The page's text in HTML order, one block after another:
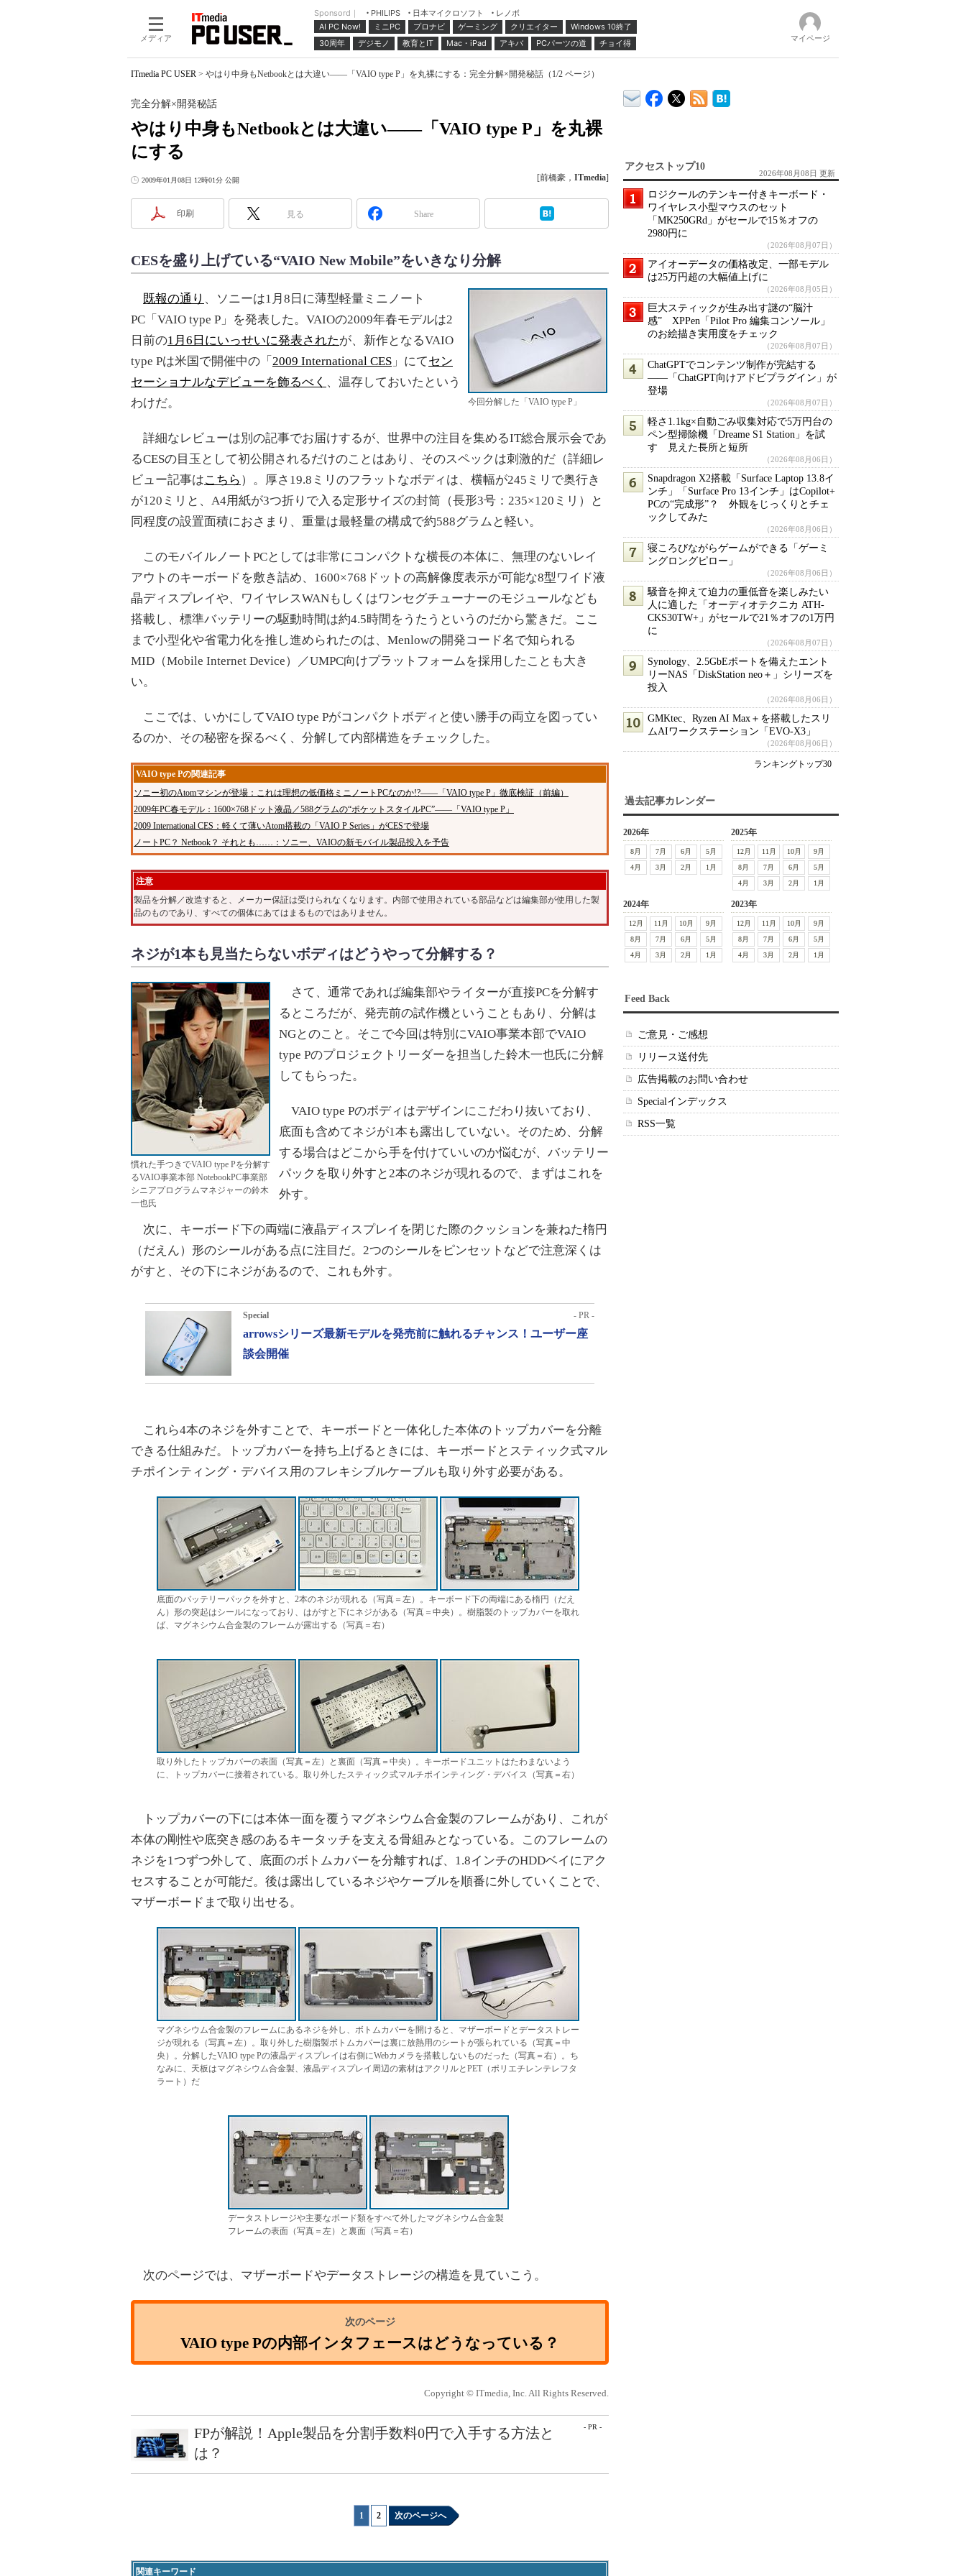
メディア
Sponsord｜ PHILIPS 日本マイクロソフト
レノボ
AI PC Now!
ミニPC プロナビ ゲーミング クリエイター
Windows 10終了
30周年
デジモノ 教育とIT Mac・iPad アキバ PCパーツの道 チョイ得 マイページ
ITmedia PC USER > やはり中身もNetbookとは大違い――「VAIO type P」を丸裸にする：完全分解×開発秘話（1/2 ページ）
やはり中身もNetbookとは大違い――「VAIO type P」を丸裸
にする
完全分解×開発秘話
2009年01月08日 12時01分 公開 [前橋豪， ITmedia]
印刷 見る Share
CESを盛り上げている“VAIO New Mobile”をいきなり分解
今回分解した「VAIO type P」
既報の通り 、ソニーは1月8日に薄型軽量ミニノート
PC「VAIO type P」を発表した。VAIOの2009年春モデルは2
日前の1月6日にいっせいに発表されたが、新作となるVAIO
type Pは米国で開催中の「 2009 International CES 」にてセン
セーショナルなデビューを飾るべく 、温存しておいたという
わけだ。
詳細なレビューは別の記事でお届けするが、世界中の注目を集めるIT総合展示会であ
るCESの目玉として初公開されるだけのことはあり、そのスペックは刺激的だ（詳細レ
ビュー記事はこちら ）。厚さ19.8ミリのフラットなボディは、横幅が245ミリで奥行き
が120ミリと、A4用紙が3つ折りで入る定形サイズの封筒（長形3号：235×120ミリ）と
同程度の設置面積におさまり、重量は最軽量の構成で約588グラムと軽い。
このモバイルノートPCとしては非常にコンパクトな横長の本体に、無理のないレイ
アウトのキーボードを敷き詰め、1600×768ドットの高解像度表示が可能な8型ワイド液
晶ディスプレイや、ワイヤレスWANもしくはワンセグチューナーのモジュールなども
搭載し、標準バッテリーの駆動時間は約4.5時間をうたうというのだから驚きだ。ここ
まで小型化や省電力化を推し進められたのは、Menlowの開発コード名で知られる
MID（Mobile Internet Device）／UMPC向けプラットフォームを採用したことも大き
い。
ここでは、いかにしてVAIO type Pがコンパクトボディと使い勝手の両立を図ってい
るのか、その秘密を探るべく、分解して内部構造をチェックした。
VAIO type Pの関連記事
ソニー初のAtomマシンが登場：これは理想の低価格ミニノートPCなのか!?――「VAIO type P」徹底検証（前編）
2009年PC春モデル：1600×768ドット液晶／588グラムの“ポケットスタイルPC”――「VAIO type P」
2009 International CES：軽くて薄いAtom搭載の「VAIO P Series」がCESで登場
ノートPC？ Netbook？ それとも……：ソニー、VAIOの新モバイル製品投入を予告
注意
製品を分解／改造すると、メーカー保証は受けられなくなります。内部で使用されている部品などは編集部が使用した製
品のものであり、すべての個体にあてはまるものではありません。
ネジが1本も見当たらないボディはどうやって分解する？
慣れた手つきでVAIO type Pを分解す
るVAIO事業本部 NotebookPC事業部
シニアプログラムマネジャーの鈴木
一也氏
さて、通常であれば編集部やライターが直接PCを分解す
るところだが、発売前の試作機ということもあり、分解は
NGとのこと。そこで今回は特別にVAIO事業本部でVAIO
type Pのプロジェクトリーダーを担当した鈴木一也氏に分解
してもらった。
VAIO type Pのボディはデザインにこだわり抜いており、
底面も含めてネジが1本も露出していない。そのため、分解
する場合はどこから手を付けていいのか悩むが、バッテリー
パックを取り外すと2本のネジが現れるので、まずはこれを
外す。
次に、キーボード下の両端に液晶ディスプレイを閉じた際のクッションを兼ねた楕円
（だえん）形のシールがある点に注目だ。2つのシールをピンセットなどで注意深くは
がすと、その下にネジがあるので、これも外す。
Special - PR -
arrowsシリーズ最新モデルを発売前に触れるチャンス！ユーザー座
談会開催
これら4本のネジを外すことで、キーボードと一体化した本体のトップカバーを分離
できる仕組みだ。トップカバーを持ち上げるときには、キーボードとスティック式マル
チポインティング・デバイス用のフレキシブルケーブルも取り外す必要がある。
底面のバッテリーパックを外すと、2本のネジが現れる（写真＝左）。キーボード下の両端にある楕円（だえ
ん）形の突起はシールになっており、はがすと下にネジがある（写真＝中央）。樹脂製のトップカバーを取れ
ば、マグネシウム合金製のフレームが露出する（写真＝右）
取り外したトップカバーの表面（写真＝左）と裏面（写真＝中央）。キーボードユニットはたわまないよう
に、トップカバーに接着されている。取り外したスティック式マルチポインティング・デバイス（写真＝右）
トップカバーの下には本体一面を覆うマグネシウム合金製のフレームがあり、これが
本体の剛性や底突き感のあるキータッチを支える骨組みとなっている。このフレームの
ネジを1つずつ外して、底面のボトムカバーを分離すれば、1.8インチのHDDベイにアク
セスすることが可能だ。後は露出しているネジやケーブルを順番に外していくことで、
マザーボードまで取り出せる。
マグネシウム合金製のフレームにあるネジを外し、ボトムカバーを開けると、マザーボードとデータストレー
ジが現れる（写真＝左）。取り外した樹脂製ボトムカバーは裏に放熱用のシートが張られている（写真＝中
央）。分解したVAIO type Pの液晶ディスプレイは右側にWebカメラを搭載しないものだった（写真＝右）。ち
なみに、天板はマグネシウム合金製、液晶ディスプレイ周辺の素材はアクリルとPET（ポリエチレンテレフタ
ラート）だ
データストレージや主要なボード類をすべて外したマグネシウム合金製
フレームの表面（写真＝左）と裏面（写真＝右）
次のページでは、マザーボードやデータストレージの構造を見ていこう。
VAIO type Pの内部インタフェースはどうなっている？
Copyright © ITmedia, Inc. All Rights Reserved.
- PR -
FPが解説！Apple製品を分割手数料0円で入手する方法と
は？
1 2 次のページへ
関連キーワード
アクセストップ10
2026年08月08日 更新
ロジクールのテンキー付きキーボード・
ワイヤレス小型マウスのセット
「MK250GRd」がセールで15％オフの
2980円に
（2026年08月07日）
アイオーデータの価格改定、一部モデル
は25万円超の大幅値上げに
（2026年08月05日）
巨大スティックが生み出す謎の“脳汁
感” XPPen「Pilot Pro 編集コンソール」
のお絵描き実用度をチェック
（2026年08月07日）
ChatGPTでコンテンツ制作が完結する
――「ChatGPT向けアドビプラグイン」が
登場
（2026年08月07日）
軽さ1.1kg×自動ごみ収集対応で5万円台の
ペン型掃除機「Dreame S1 Station」を試
す 見えた長所と短所
（2026年08月06日）
Snapdragon X2搭載「Surface Laptop 13.8イ
ンチ」「Surface Pro 13インチ」はCopilot+
PCの“完成形”？ 外観をじっくりとチェ
ックしてみた
（2026年08月06日）
寝ころびながらゲームができる「ゲーミ
ングロングピロー」
（2026年08月06日）
騒音を抑えて迫力の重低音を楽しみたい
人に適した「オーディオテクニカ ATH-
CKS30TW+」がセールで21％オフの1万円
に
（2026年08月07日）
Synology、2.5GbEポートを備えたエント
リーNAS「DiskStation neo＋」シリーズを
投入
（2026年08月06日）
GMKtec、Ryzen AI Max＋を搭載したスリ
ムAIワークステーション「EVO-X3」
（2026年08月06日）
ランキングトップ30
過去記事カレンダー
2026年
8月 7月 6月
5月
4月
3月 2月 1月
2025年
12月 11月 10月
9月
8月
7月 6月
5月
4月
3月 2月 1月
2024年
12月 11月 10月
9月
8月
7月 6月
5月
4月
3月 2月 1月
2023年
12月 11月 10月
9月
8月
7月 6月
5月
4月
3月 2月 1月
Feed Back
ご意見・ご感想
リリース送付先
広告掲載のお問い合わせ
Specialインデックス
RSS一覧